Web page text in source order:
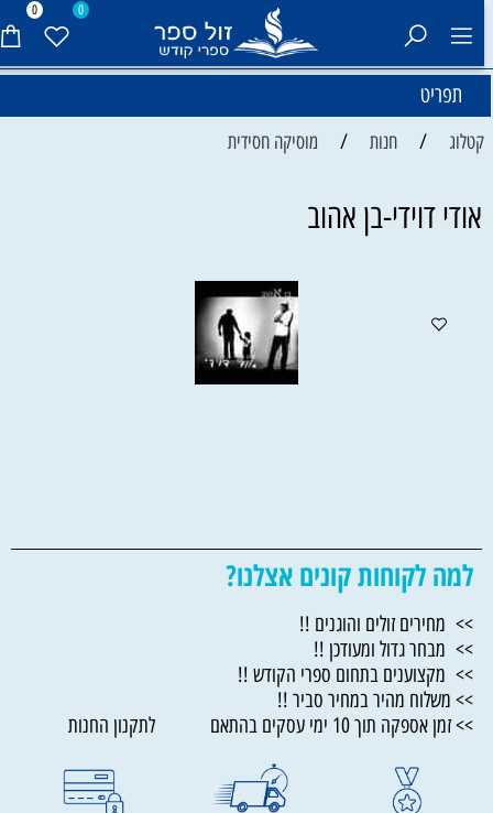
0 0
תפריט
קטלוג / חנות / מוסיקה חסידית
אודי דוידי-בן אהוב
למה לקוחות קונים אצלנו?
>> מחירים זולים והוגנים !!
>> מבחר גדול ומעודכן !!
>> מקצוענים בתחום ספרי הקודש !!
>> משלוח מהיר במחיר סביר !!
>> זמן אספקה תוך 10 ימי עסקים בהתאם לתקנון החנות